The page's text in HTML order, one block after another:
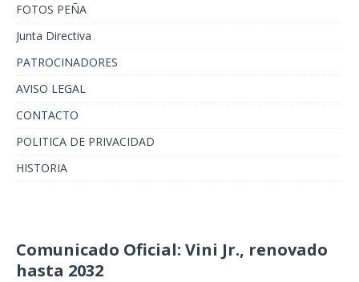
FOTOS PEÑA
Junta Directiva
PATROCINADORES
AVISO LEGAL
CONTACTO
POLITICA DE PRIVACIDAD
HISTORIA
Comunicado Oficial: Vini Jr., renovado
hasta 2032